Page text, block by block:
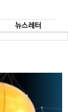
뉴스레터